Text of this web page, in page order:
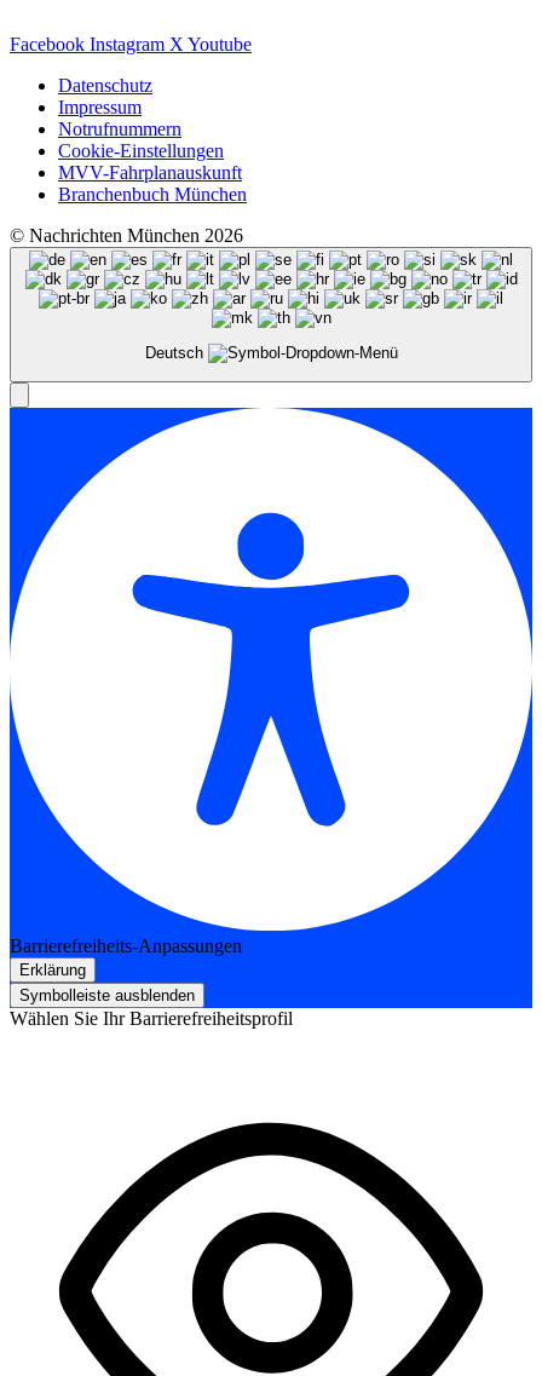
Facebook Instagram X Youtube
Datenschutz
Impressum
Notrufnummern
Cookie-Einstellungen
MVV-Fahrplanauskunft
Branchenbuch München
© Nachrichten München 2026
Deutsch
Barrierefreiheits-Anpassungen
Erklärung
Symbolleiste ausblenden
Wählen Sie Ihr Barrierefreiheitsprofil